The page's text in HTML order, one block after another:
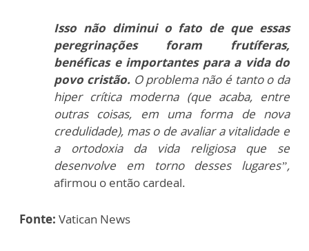
Isso não diminui o fato de que essas
peregrinações foram frutíferas,
benéficas e importantes para a vida do
povo cristão.O problema não é tanto o da
hiper crítica moderna (que acaba, entre
outras coisas, em uma forma de nova
credulidade), mas o de avaliar a vitalidade e
a ortodoxia da vida religiosa que se
desenvolve em torno desses lugares”,
afirmou o então cardeal.
Fonte: Vatican News